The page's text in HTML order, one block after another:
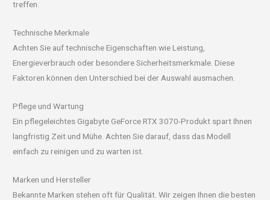
treffen.
Technische Merkmale
Achten Sie auf technische Eigenschaften wie Leistung,
Energieverbrauch oder besondere Sicherheitsmerkmale. Diese
Faktoren können den Unterschied bei der Auswahl ausmachen.
Pflege und Wartung
Ein pflegeleichtes Gigabyte GeForce RTX 3070-Produkt spart Ihnen
langfristig Zeit und Mühe. Achten Sie darauf, dass das Modell
einfach zu reinigen und zu warten ist.
Marken und Hersteller
Bekannte Marken stehen oft für Qualität. Wir zeigen Ihnen die besten